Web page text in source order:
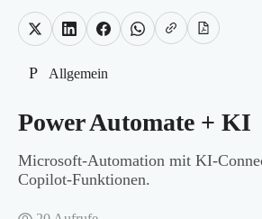
P Allgemein
Power Automate + KI
Microsoft-Automation mit KI-
Copilot-Funktionen.